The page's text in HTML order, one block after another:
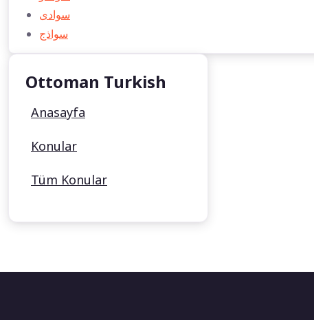
سوادی
سواذج
Ottoman Turkish
Anasayfa
Konular
Tüm Konular